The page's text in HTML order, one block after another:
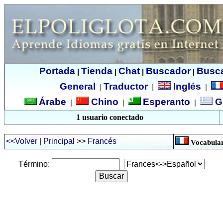
Portada| Tienda| Chat| Buscador|
General
Traductor| Inglés
Árabe Chino Esperanto
1 usuario conectado
<<Volver Principal >> Francés
Término: